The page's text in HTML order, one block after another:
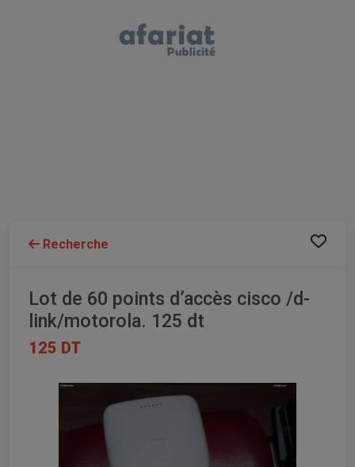
Recherche
Lot de 60 points d’accès cisco /d-
link/motorola. 125 dt
125 DT